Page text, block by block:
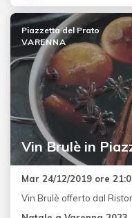
Vin Brulè in
Piazzetta del Prato
VARENNA
Mar 24/12/2019 ore
Vin Brulè offerto dal